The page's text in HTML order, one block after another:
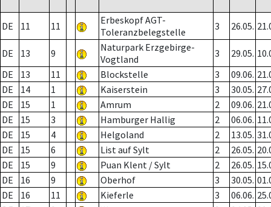
DE 11 11
Erbeskopf AGT-
Toleranzbelegstelle
3 26.05.
DE 13 9
Naturpark Erzgebirge-
Vogtland
3 29.05.
DE
13 11 Blockstelle 3 09.06.
DE
14 1 Kaiserstein 3 30.05.
DE
15 1 Amrum 2 09.06.
DE
15 3 Hamburger Hallig 2 06.06.
DE
15 4 Helgoland 2 13.05.
DE
15 6 List auf Sylt 2 26.05.
DE
15 9 Puan Klent / Sylt 2 26.05.
DE
16 9 Oberhof 3 30.05.
DE
16 11 Kieferle 3 06.06.